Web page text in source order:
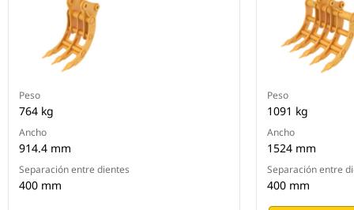
Peso
764 kg
Ancho
914.4 mm
Separación entre dientes
400 mm
Peso
1091 kg
Ancho
1524 mm
Separación entre
400 mm